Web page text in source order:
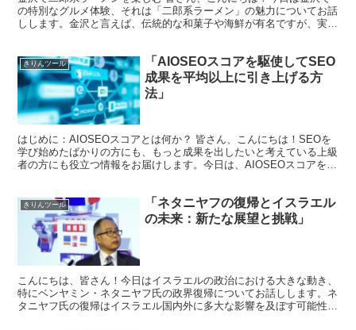
の特別なグルメ体験、それは「二郎系ラーメン」の魅力についてお話
しします。金沢と言えば、伝統的な和菓子や海鮮が有名ですが、実は
きりんツール
「AIOSEOスコアを駆使してSEO
成果を平均以上に引き上げる方
法」
はじめに：AIOSEOスコアとは何か？ 皆さん、こんにちは！SEOを
学び始めたばかりの方にも、もっと成果を出したいと考えている上級
者の方にも役立つ情報をお届けします。今日は、AIOSEOスコアを駆
きりんツール
「ネタニヤフの復帰とイスラエル
の未来：新たな展望と挑戦」
こんにちは、皆さん！今日はイスラエルの政治における大きな動き、
特にベンヤミン・ネタニヤフ氏の政界復帰についてお話しします。ネ
タニヤフ氏の復帰はイスラエル国内外に多大な影響を及ぼす可能性が